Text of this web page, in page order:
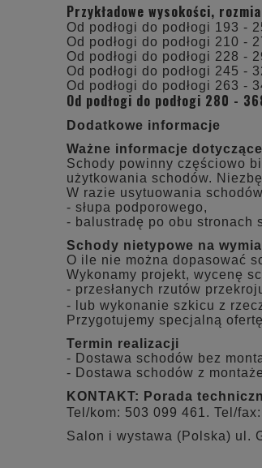
Przykładowe wysokości,
Od podłogi do podłogi 193 -
Od podłogi do podłogi 210 -
Od podłogi do podłogi 228 -
Od podłogi do podłogi 245 -
Od podłogi do podłogi 263 -
Od podłogi do podłogi 280 -
Dodatkowe informacje
Ważne informacje
Schody powinny częściowo
użytkowania schodów.
W razie usytuowania
- słupa podporowego,
- balustradę po obu stronach
Schody nietypowe na
O ile nie można dopasować
Wykonamy projekt, wycenę
- przesłanych rzutów
- lub wykonanie szkicu z
Przygotujemy specjalną
Termin realizacji
- Dostawa schodów bez
- Dostawa schodów z
KONTAKT: Porada
Tel/kom: 503 099 461. Tel/
Salon i wystawa (Polska) ul.